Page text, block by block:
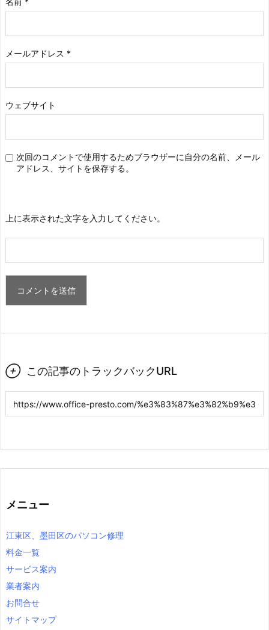
メールアドレス *
ウェブサイト
次回のコメントで使用するためブラウザーに自分の名前、メール
アドレス、サイトを保存する。
上に表示された文字を入力してください。
 この記事のトラックバックURL
メニュー
江東区、墨田区のパソコン修理
料金一覧
サービス案内
業者案内
お問合せ
サイトマップ